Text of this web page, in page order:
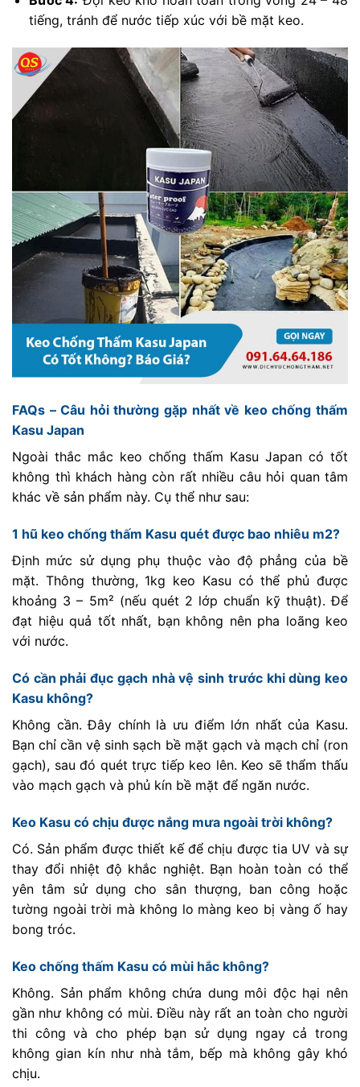
tiếng, tránh để nước tiếp xúc với bề mặt keo.
FAQs – Câu hỏi thường gặp nhất về keo chống thấm
Kasu Japan
Ngoài thắc mắc keo chống thấm Kasu Japan có tốt
không thì khách hàng còn rất nhiều câu hỏi quan tâm
khác về sản phẩm này. Cụ thể như sau:
1 hũ keo chống thấm Kasu quét được bao nhiêu m2?
Định mức sử dụng phụ thuộc vào độ phẳng của bề
mặt. Thông thường, 1kg keo Kasu có thể phủ được
khoảng 3 – 5m² (nếu quét 2 lớp chuẩn kỹ thuật). Để
đạt hiệu quả tốt nhất, bạn không nên pha loãng keo
với nước.
Có cần phải đục gạch nhà vệ sinh trước khi dùng keo
Kasu không?
Không cần. Đây chính là ưu điểm lớn nhất của Kasu.
Bạn chỉ cần vệ sinh sạch bề mặt gạch và mạch chỉ (ron
gạch), sau đó quét trực tiếp keo lên. Keo sẽ thẩm thấu
vào mạch gạch và phủ kín bề mặt để ngăn nước.
Keo Kasu có chịu được nắng mưa ngoài trời không?
Có. Sản phẩm được thiết kế để chịu được tia UV và sự
thay đổi nhiệt độ khắc nghiệt. Bạn hoàn toàn có thể
yên tâm sử dụng cho sân thượng, ban công hoặc
tường ngoài trời mà không lo màng keo bị vàng ố hay
bong tróc.
Keo chống thấm Kasu có mùi hắc không?
Không. Sản phẩm không chứa dung môi độc hại nên
gần như không có mùi. Điều này rất an toàn cho người
thi công và cho phép bạn sử dụng ngay cả trong
không gian kín như nhà tắm, bếp mà không gây khó
chịu.